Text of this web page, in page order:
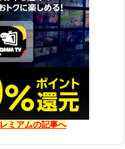
ミアムの記事へ